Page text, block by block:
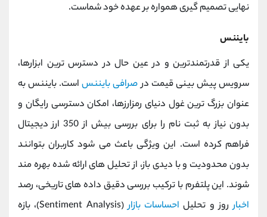
نهایی تصمیم‌ گیری همواره بر عهده خود شماست.
بایننس
یکی از قدرتمندترین و در عین حال در دسترس ‌ترین ابزارها،
سرویس پیش ‌بینی قیمت درصرافی بایننساست. بایننس به
عنوان بزرگ ‌ترین غول دنیای رمزارزها، امکان دسترسی رایگان و
بدون نیاز به ثبت ‌نام را برای بررسی بیش از 350 ارز دیجیتال
فراهم کرده است. این ویژگی باعث می ‌شود کاربران بتوانند
بدون محدودیت و با دیدی باز، از تحلیل ‌های ارائه شده بهره‌ مند
شوند. این پلتفرم با ترکیب بررسی دقیق داده ‌های تاریخی، رصد
اخبارروز و تحلیل احساسات بازار
(Sentiment Analysis)، بازه‌